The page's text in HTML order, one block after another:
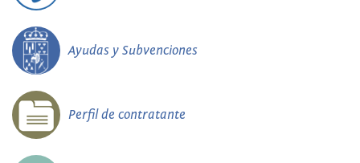
Ayudas y Subvenciones
Perfil de contratante